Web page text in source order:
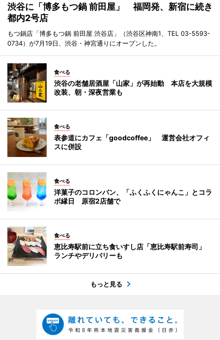
渋谷に「博多もつ鍋 前田屋」 福岡発、新宿に続き
都内2号店
もつ鍋店「博多もつ鍋 前田屋 渋谷店」（渋谷区神南1、TEL 03-5593-
0734）が7月19日、渋谷・神宮通りにオープンした。
食べる
渋谷の老舗居酒屋「山家」が再始動 本店を大規模
改装、朝・深夜営業も
食べる
表参道にカフェ「goodcoffee」 運営会社オフィ
スに併設
食べる
洋菓子のコロンバン、「ふくふくにゃんこ」とコラ
ボ縁日 原宿2店舗で
食べる
恵比寿駅前に立ち食いすし店「恵比寿駅前寿司」
ランチやデリバリーも
もっと見る